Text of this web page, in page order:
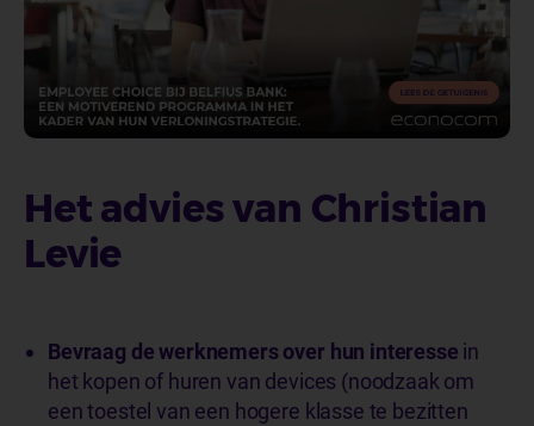
Het advies van Christian
Levie
Bevraag de werknemers over hun interesse in
het kopen of huren van devices (noodzaak om
een toestel van een hogere klasse te bezitten